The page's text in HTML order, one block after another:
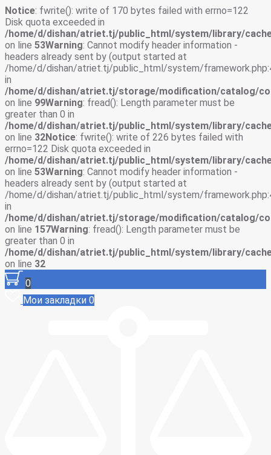
Notice: fwrite(): write of 170 bytes failed with errno=122
Disk quota exceeded in
/home/d/dishan/atriet.tj/public_html/system/library/
on line 53Warning: Cannot modify header information -
headers already sent by (output started at
/home/d/dishan/atriet.tj/public_html/system/
in
/home/d/dishan/atriet.tj/storage/modification/catalog/
on line 99Warning: fread(): Length parameter must be
greater than 0 in
/home/d/dishan/atriet.tj/public_html/system/library/
on line 32Notice: fwrite(): write of 226 bytes failed with
errno=122 Disk quota exceeded in
/home/d/dishan/atriet.tj/public_html/system/library/
on line 53Warning: Cannot modify header information -
headers already sent by (output started at
/home/d/dishan/atriet.tj/public_html/system/
in
/home/d/dishan/atriet.tj/storage/modification/catalog/
on line 157Warning: fread(): Length parameter must be
greater than 0 in
/home/d/dishan/atriet.tj/public_html/system/library/
on line 32
0
Мои закладки 0